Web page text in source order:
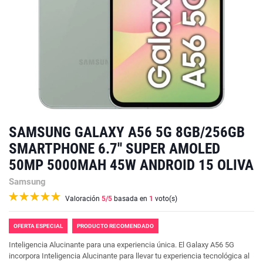
SAMSUNG GALAXY A56 5G 8GB/256GB
SMARTPHONE 6.7'' SUPER AMOLED
50MP 5000MAH 45W ANDROID 15 OLIVA
Samsung
Valoración 5/5 basada en 1 voto(s)
OFERTA ESPECIAL PRODUCTO RECOMENDADO
Inteligencia Alucinante para una experiencia única. El Galaxy A56 5G
incorpora Inteligencia Alucinante para llevar tu experiencia tecnológica al